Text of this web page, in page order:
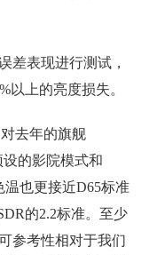
差表现进行测试，
以上的亮度损失。
去年的旗舰
设的影院模式和
温也更接近D65标准
的2.2标准。至少
参考性相对于我们